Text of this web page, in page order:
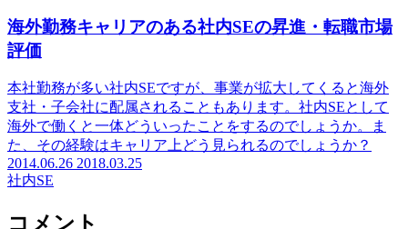
海外勤務キャリアのある社内SEの昇進・転職市場
評価
本社勤務が多い社内SEですが、事業が拡大してくると海外
支社・子会社に配属されることもあります。社内SEとして
海外で働くと一体どういったことをするのでしょうか。ま
た、その経験はキャリア上どう見られるのでしょうか？
2014.06.26 2018.03.25
社内SE
コメント